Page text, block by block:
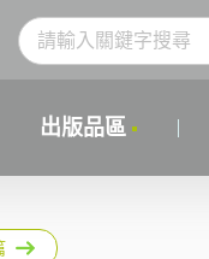
出版品區